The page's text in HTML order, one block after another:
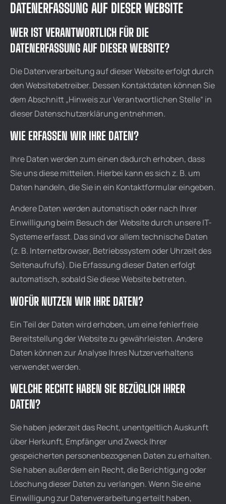
DATENERFASSUNG AUF DIESER WEBSITE
WER IST VERANTWORTLICH FÜR DIE
DATENERFASSUNG AUF DIESER WEBSITE?
Die Datenverarbeitung auf dieser Website erfolgt durch
den Websitebetreiber. Dessen Kontaktdaten können Sie
dem Abschnitt „Hinweis zur Verantwortlichen Stelle“ in
dieser Datenschutzerklärung entnehmen.
WIE ERFASSEN WIR IHRE DATEN?
Ihre Daten werden zum einen dadurch erhoben, dass
Sie uns diese mitteilen. Hierbei kann es sich z. B. um
Daten handeln, die Sie in ein Kontaktformular eingeben.
Andere Daten werden automatisch oder nach Ihrer
Einwilligung beim Besuch der Website durch unsere IT-
Systeme erfasst. Das sind vor allem technische Daten
(z. B. Internetbrowser, Betriebssystem oder Uhrzeit des
Seitenaufrufs). Die Erfassung dieser Daten erfolgt
automatisch, sobald Sie diese Website betreten.
WOFÜR NUTZEN WIR IHRE DATEN?
Ein Teil der Daten wird erhoben, um eine fehlerfreie
Bereitstellung der Website zu gewährleisten. Andere
Daten können zur Analyse Ihres Nutzerverhaltens
verwendet werden.
WELCHE RECHTE HABEN SIE BEZÜGLICH IHRER
DATEN?
Sie haben jederzeit das Recht, unentgeltlich Auskunft
über Herkunft, Empfänger und Zweck Ihrer
gespeicherten personenbezogenen Daten zu erhalten.
Sie haben außerdem ein Recht, die Berichtigung oder
Löschung dieser Daten zu verlangen. Wenn Sie eine
Einwilligung zur Datenverarbeitung erteilt haben,